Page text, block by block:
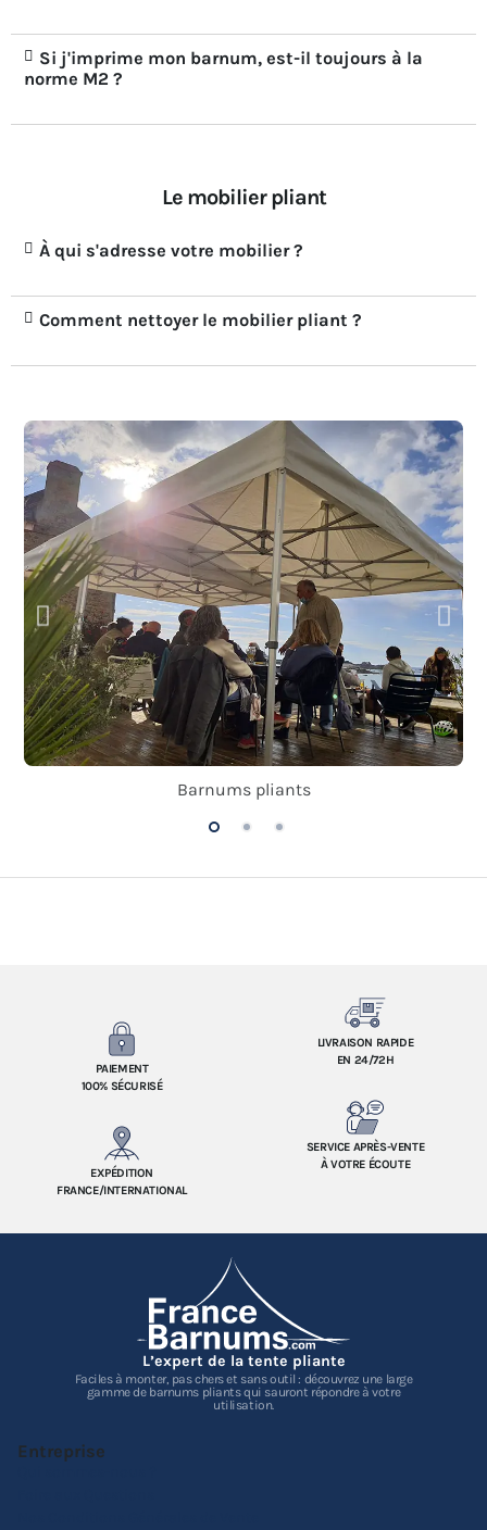
Si j'imprime mon barnum, est-il toujours à la
norme M2 ?
Le mobilier pliant
À qui s'adresse votre mobilier ?
Comment nettoyer le mobilier pliant ?
Barnums pliants
PAIEMENT
100% SÉCURISÉ
LIVRAISON RAPIDE
EN 24/72H
EXPÉDITION
FRANCE/INTERNATIONAL
SERVICE APRÈS-VENTE
À VOTRE ÉCOUTE
L’expert de la tente pliante
Faciles à monter, pas chers et sans outil : découvrez une large
gamme de barnums pliants qui sauront répondre à votre
utilisation.
Entreprise